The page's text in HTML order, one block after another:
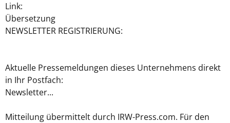
Link:
Übersetzung
NEWSLETTER REGISTRIERUNG:
Aktuelle Pressemeldungen dieses Unternehmens direkt
in Ihr Postfach:
Newsletter...
Mitteilung übermittelt durch IRW-Press.com. Für den